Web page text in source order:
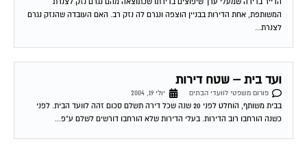
לצנרת...
ועד בית – שטח דירות
פורום משפטי לוועדי הבתים
בבית משותף, הוחלט לפני 20 שנה שכל דירה תשלם סכום זהה לוועד הבית. לפני
כשנה הורחבו רוב הדירות. בעלי הדירות שלא הורחבו דורשים לשלם ע"פ...